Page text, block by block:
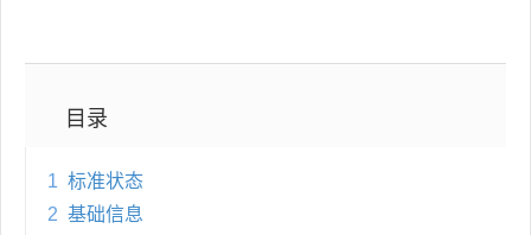
目录
1 标准状态
2 基础信息